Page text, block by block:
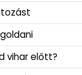
vihar előtt?